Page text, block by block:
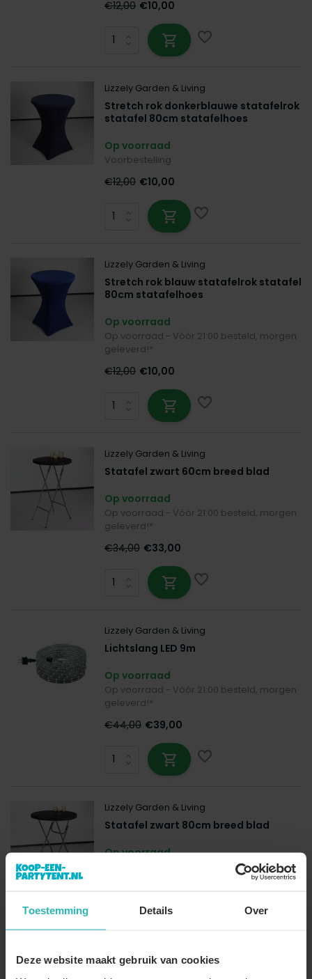
Toestemming Details Over
Deze website maakt gebruik van cookies
€12,00 €10,00
Lizzely Garden & Living
Stretch rok donkerblauwe statafelrok
statafel 80cm statafelhoes
Op voorraad
Voorbestelling
€12,00 €10,00
Lizzely Garden & Living
Stretch rok blauw statafelrok statafel
80cm statafelhoes
Op voorraad
Op voorraad - Vóór 21:00 besteld, morgen
geleverd!*
€12,00 €10,00
Lizzely Garden & Living
Statafel zwart 60cm breed blad
Op voorraad
Op voorraad - Vóór 21:00 besteld, morgen
geleverd!*
€34,00 €33,00
Lizzely Garden & Living
Lichtslang LED 9m
Op voorraad
Op voorraad - Vóór 21:00 besteld, morgen
geleverd!*
€44,00 €39,00
Lizzely Garden & Living
Statafel zwart 80cm breed blad
Op voorraad
Op voorraad - Vóór 21:00 besteld, morgen